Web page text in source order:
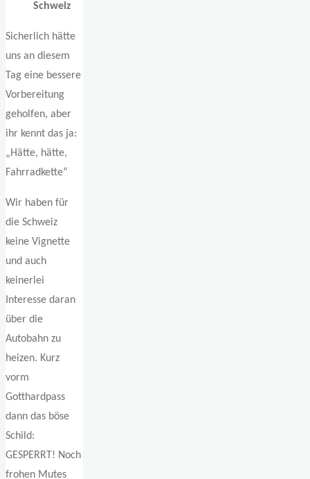
Schweiz
Sicherlich hätte
uns an diesem
Tag eine bessere
Vorbereitung
geholfen, aber
ihr kennt das ja:
„Hätte, hätte,
Fahrradkette“
Wir haben für
die Schweiz
keine Vignette
und auch
keinerlei
Interesse daran
über die
Autobahn zu
heizen. Kurz
vorm
Gotthardpass
dann das böse
Schild:
GESPERRT! Noch
frohen Mutes